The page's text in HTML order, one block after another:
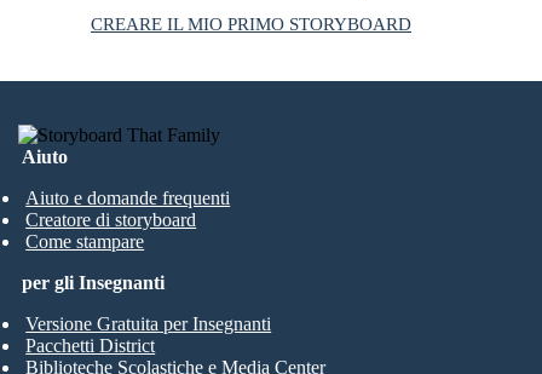
CREARE IL MIO PRIMO STORYBOARD
Aiuto
Aiuto e domande frequenti
Creatore di storyboard
Come stampare
per gli Insegnanti
Versione Gratuita per Insegnanti
Pacchetti District
Biblioteche Scolastiche e Media Center